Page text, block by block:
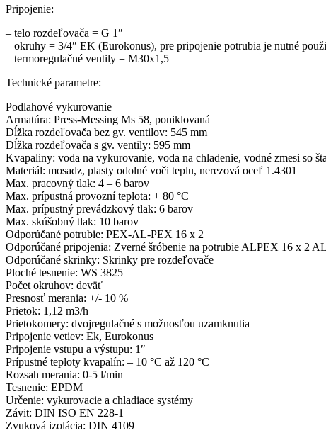
Pripojenie:
– telo rozdeľovača = G 1″
– okruhy = 3/4″ EK (Eurokonus), pre pripojenie potrubia je nutné
– termoregulačné ventily = M30x1,5
Technické parametre:
Podlahové vykurovanie
Armatúra: Press-Messing Ms 58, poniklovaná
Dĺžka rozdeľovača bez gv. ventilov: 545 mm
Dĺžka rozdeľovača s gv. ventily: 595 mm
Kvapaliny: voda na vykurovanie, voda na chladenie, vodné zmesi so
Materiál: mosadz, plasty odolné voči teplu, nerezová oceľ 1.4301
Max. pracovný tlak: 4 – 6 barov
Max. prípustná provozní teplota: + 80 °C
Max. prípustný prevádzkový tlak: 6 barov
Max. skúšobný tlak: 10 barov
Odporúčané potrubie: PEX-AL-PEX 16 x 2
Odporúčané pripojenia: Zverné šróbenie na potrubie ALPEX 16 x 2
Odporúčané skrinky: Skrinky pre rozdeľovače
Ploché tesnenie: WS 3825
Počet okruhov: deväť
Presnosť merania: +/- 10 %
Prietok: 1,12 m3/h
Prietokomery: dvojregulačné s možnosťou uzamknutia
Pripojenie vetiev: Ek, Eurokonus
Pripojenie vstupu a výstupu: 1″
Prípustné teploty kvapalín: – 10 °C až 120 °C
Rozsah merania: 0-5 l/min
Tesnenie: EPDM
Určenie: vykurovacie a chladiace systémy
Závit: DIN ISO EN 228-1
Zvuková izolácia: DIN 4109